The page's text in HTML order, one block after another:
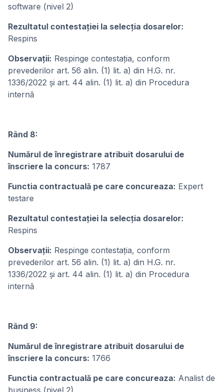
software (nivel 2)
Rezultatul contestației la selecția dosarelor:
Respins
Observații: Respinge contestația, conform
prevederilor art. 56 alin. (1) lit. a) din H.G. nr.
1336/2022 și art. 44 alin. (1) lit. a) din Procedura
internă
Rând 8:
Numărul de înregistrare atribuit dosarului de
înscriere la concurs: 1787
Functia contractuală pe care concureaza: Expert
testare
Rezultatul contestației la selecția dosarelor:
Respins
Observații: Respinge contestația, conform
prevederilor art. 56 alin. (1) lit. a) din H.G. nr.
1336/2022 și art. 44 alin. (1) lit. a) din Procedura
internă
Rând 9:
Numărul de înregistrare atribuit dosarului de
înscriere la concurs: 1766
Functia contractuală pe care concureaza: Analist de
business (nivel 2)